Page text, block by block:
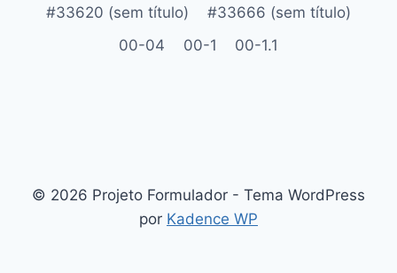
#33620 (sem título)
#33666 (sem título)
00-04
00-1 00-1.1
© 2026 Projeto Formulador - Tema WordPress
por Kadence WP